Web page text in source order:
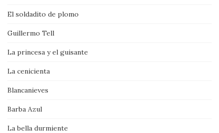
El soldadito de plomo
Guillermo Tell
La princesa y el guisante
La cenicienta
Blancanieves
Barba Azul
La bella durmiente